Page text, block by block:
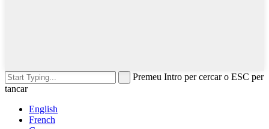
Premeu Intro per cercar o ESC per
tancar
English
French